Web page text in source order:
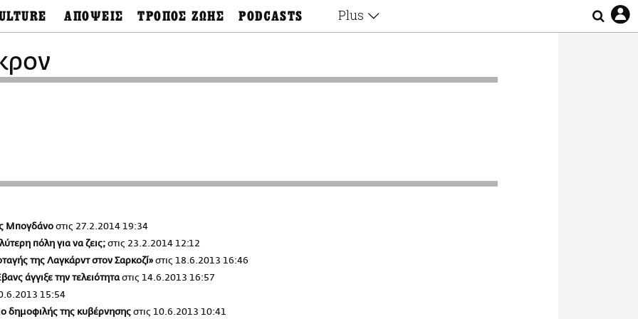
περιεχόμενο
ΑΠΟΨΕΙΣ ΤΡΟΠΟΣ ΖΩΗΣ PODCASTS
Αληθινά Εγκλήματα
λόγια
Plus
Μπογδάνοστις 27.2.2014 19:34
πόλη για να ζεις;στις 23.2.2014 12:12
της Λαγκάρντ στον Σαρκοζί»στις 18.6.2013 16:46
άγγιξε την τελειότηταστις 14.6.2013 16:57
15:54
δημοφιλής της κυβέρνησηςστις 10.6.2013 10:41